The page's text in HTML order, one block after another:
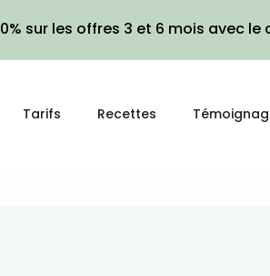
sur les offres 3 et 6 mois avec le
Tarifs Recettes